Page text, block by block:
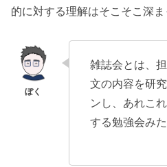
的に対する理解はそこそこ深ま
雑誌会とは、
文の内容を研
ンし、あれこ
する勉強会み